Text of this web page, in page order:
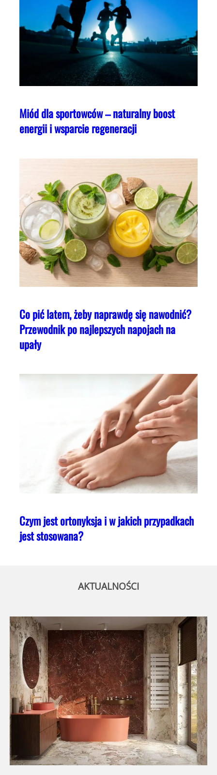
Miód dla sportowców – naturalny boost
energii i wsparcie regeneracji
Co pić latem, żeby naprawdę się nawodnić?
Przewodnik po najlepszych napojach na
upały
Czym jest ortonyksja i w jakich przypadkach
jest stosowana?
AKTUALNOŚCI